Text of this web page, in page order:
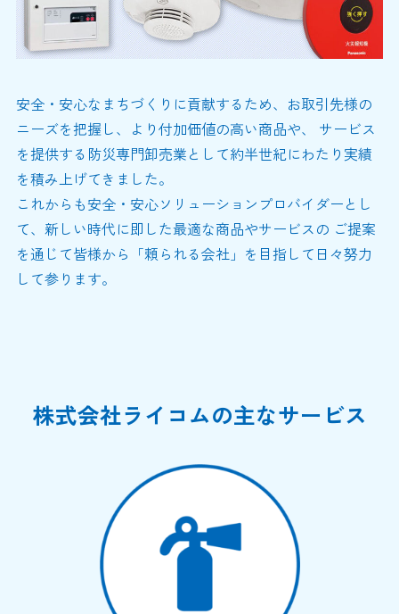
安全・安心なまちづくりに貢献するため、お取引先様の
ニーズを把握し、より付加価値の高い商品や、 サービス
を提供する防災専門卸売業として約半世紀にわたり実績
を積み上げてきました。
これからも安全・安心ソリューションプロバイダーとし
て、新しい時代に即した最適な商品やサービスの ご提案
を通じて皆様から「頼られる会社」を目指して日々努力
して参ります。
株式会社ライコムの主なサービス